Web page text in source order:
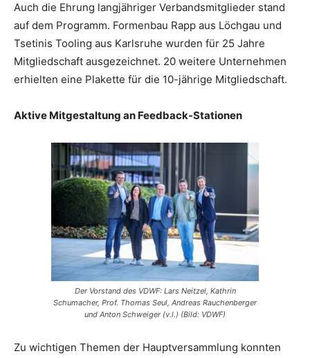
Auch die Ehrung langjähriger Verbandsmitglieder stand
auf dem Programm. Formenbau Rapp aus Löchgau und
Tsetinis Tooling aus Karlsruhe wurden für 25 Jahre
Mitgliedschaft ausgezeichnet. 20 weitere Unternehmen
erhielten eine Plakette für die 10-jährige Mitgliedschaft.
Aktive Mitgestaltung an Feedback-Stationen
Der Vorstand des VDWF: Lars Neitzel, Kathrin
Schumacher, Prof. Thomas Seul, Andreas Rauchenberger
und Anton Schweiger (v.l.) (Bild: VDWF)
Zu wichtigen Themen der Hauptversammlung konnten